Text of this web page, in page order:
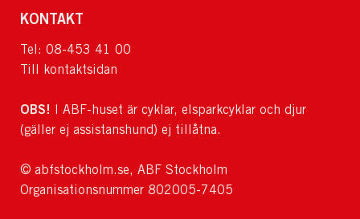
KONTAKT
Tel: 08-453 41 00
Till kontaktsidan
OBS!
I ABF-huset är cyklar, elsparkcyklar och djur
(gäller ej assistanshund) ej tillåtna.
© abfstockholm.se, ABF Stockholm
Organisationsnummer 802005-7405